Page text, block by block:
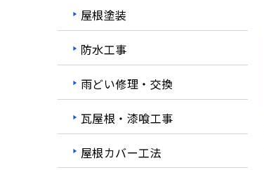
屋根塗装
防水工事
雨どい修理・交換
瓦屋根・漆喰工事
屋根カバー工法